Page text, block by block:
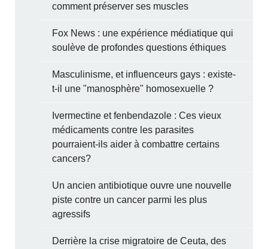
comment préserver ses muscles
Fox News : une expérience médiatique qui
soulève de profondes questions éthiques
Masculinisme, et influenceurs gays : existe-
t-il une "manosphère" homosexuelle ?
Ivermectine et fenbendazole : Ces vieux
médicaments contre les parasites
pourraient-ils aider à combattre certains
cancers?
Un ancien antibiotique ouvre une nouvelle
piste contre un cancer parmi les plus
agressifs
Derrière la crise migratoire de Ceuta, des